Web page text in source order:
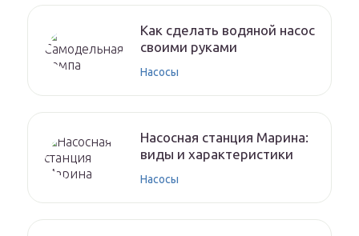
Как сделать водяной насос
своими руками
Насосы
Насосная станция Марина:
виды и характеристики
Насосы